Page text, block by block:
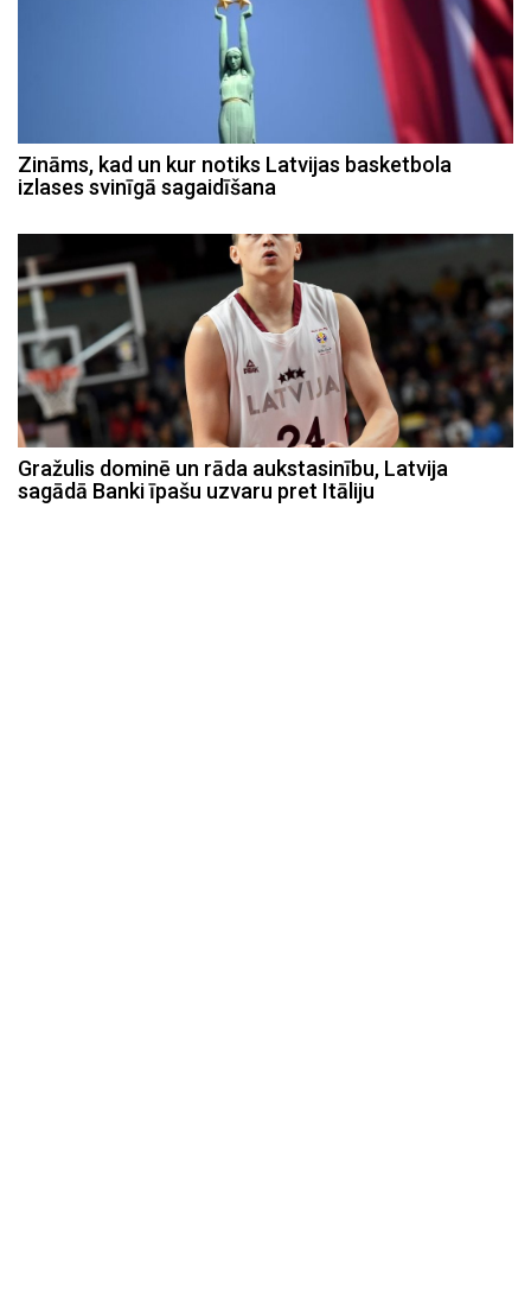
Zināms, kad un kur notiks Latvijas basketbola
izlases svinīgā sagaidīšana
Gražulis dominē un rāda aukstasinību, Latvija
sagādā Banki īpašu uzvaru pret Itāliju